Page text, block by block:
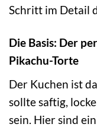
Schritt im Detail
Die Basis: Der
Pikachu-Torte
Der Kuchen ist
sollte saftig,
sein. Hier sind